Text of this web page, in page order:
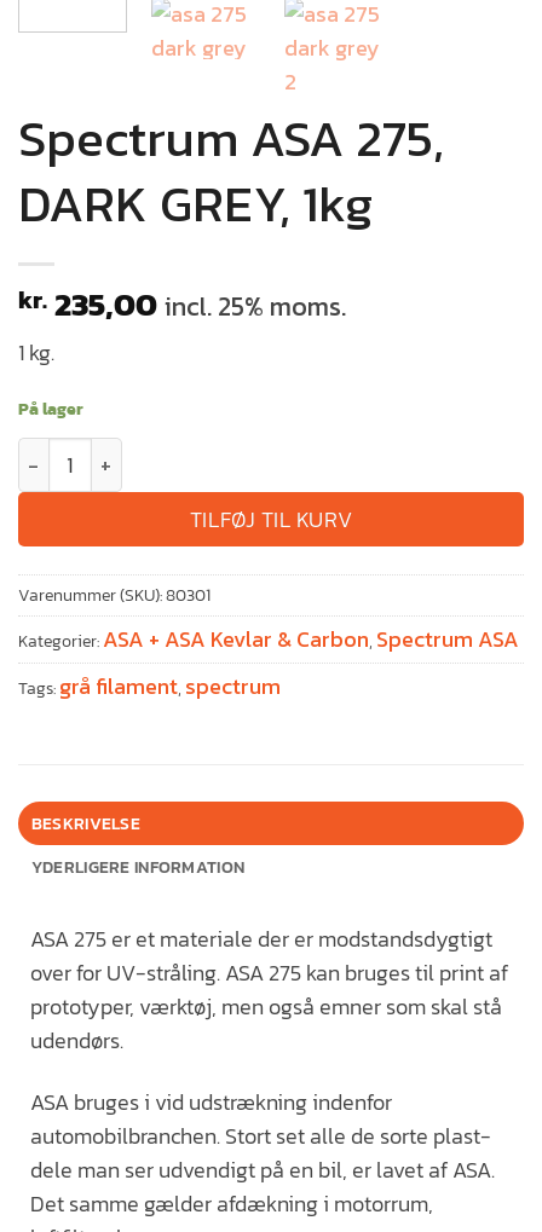
Spectrum ASA 275,
DARK GREY, 1kg
kr. 235,00incl. 25% moms.
1 kg.
På lager
TILFØJ TIL KURV
Varenummer (SKU):80301
Kategorier:ASA + ASA Kevlar & Carbon, Spectrum ASA
Tags:grå filament, spectrum
BESKRIVELSE
YDERLIGERE INFORMATION
ASA 275 er et materiale der er modstandsdygtigt
over for UV-stråling. ASA 275 kan bruges til print af
prototyper, værktøj, men også emner som skal stå
udendørs.
ASA bruges i vid udstrækning indenfor
automobilbranchen. Stort set alle de sorte plast-
dele man ser udvendigt på en bil, er lavet af ASA.
Det samme gælder afdækning i motorrum,